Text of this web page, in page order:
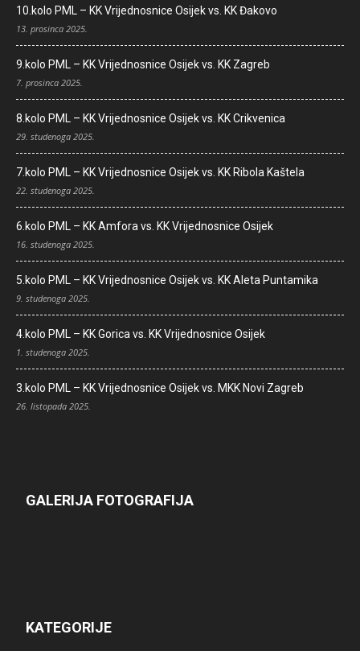
10.kolo PML – KK Vrijednosnice Osijek vs. KK Đakovo
13. prosinca 2025.
9.kolo PML – KK Vrijednosnice Osijek vs. KK Zagreb
7. prosinca 2025.
8.kolo PML – KK Vrijednosnice Osijek vs. KK Crikvenica
29. studenoga 2025.
7.kolo PML – KK Vrijednosnice Osijek vs. KK Ribola Kaštela
22. studenoga 2025.
6.kolo PML – KK Amfora vs. KK Vrijednosnice Osijek
16. studenoga 2025.
5.kolo PML – KK Vrijednosnice Osijek vs. KK Aleta Puntamika
9. studenoga 2025.
4.kolo PML – KK Gorica vs. KK Vrijednosnice Osijek
1. studenoga 2025.
3.kolo PML – KK Vrijednosnice Osijek vs. MKK Novi Zagreb
26. listopada 2025.
GALERIJA FOTOGRAFIJA
KATEGORIJE